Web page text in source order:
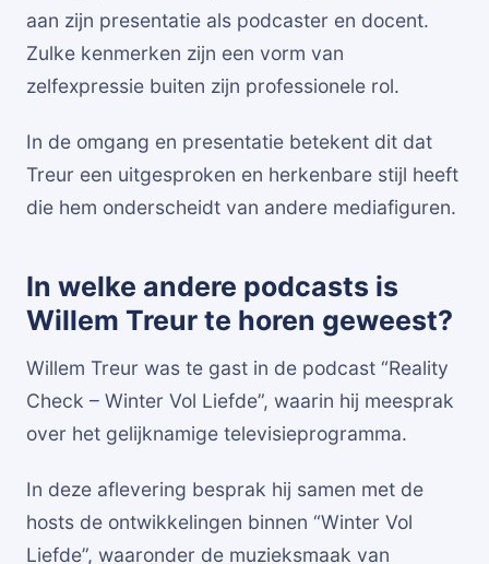
aan zijn presentatie als podcaster en docent.
Zulke kenmerken zijn een vorm van
zelfexpressie buiten zijn professionele rol.
In de omgang en presentatie betekent dit dat
Treur een uitgesproken en herkenbare stijl heeft
die hem onderscheidt van andere mediafiguren.
In welke andere podcasts is
Willem Treur te horen geweest?
Willem Treur was te gast in de podcast “Reality
Check – Winter Vol Liefde”, waarin hij meesprak
over het gelijknamige televisieprogramma.
In deze aflevering besprak hij samen met de
hosts de ontwikkelingen binnen “Winter Vol
Liefde”, waaronder de muzieksmaak van